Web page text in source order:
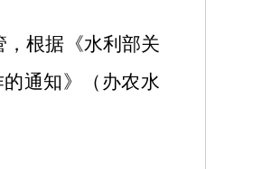
，根据 《水利部关
通知》
（办农水